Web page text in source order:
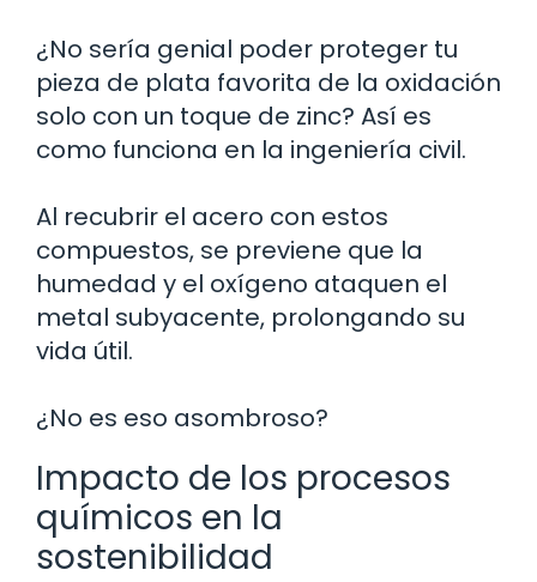
¿No sería genial poder proteger tu
pieza de plata favorita de la oxidación
solo con un toque de zinc? Así es
como funciona en la ingeniería civil.
Al recubrir el acero con estos
compuestos, se previene que la
humedad y el oxígeno ataquen el
metal subyacente, prolongando su
vida útil.
¿No es eso asombroso?
Impacto de los procesos
químicos en la
sostenibilidad